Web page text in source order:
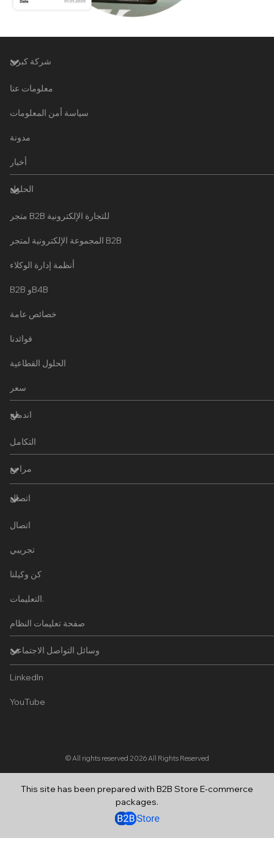
شركة كبرى
معلومات عنا
سياسة أمن المعلومات
مدونة
أخبار
الحلول
متجر B2B للتجارة الإلكترونية
المجموعة الإلكترونية لمتجر B2B
أنظمة إدارة الوكلاء
B2B وB4B
خصائص عامة
فوائدنا
الحلول القطاعية
سعر
اندماج
التكامل
مراجع
اتصال
اتصال
تجريبي
كن وكيلنا
التعليمات.
صفحة تعليمات النظام
وسائل التواصل الاجتماعي
LinkedIn
YouTube
© All rights reserved 2026All Rights Reserved
This site has been prepared with B2B Store E-commerce
packages.